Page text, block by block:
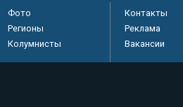
Фото
Регионы
Колумнисты
Контакты
Реклама
Вакансии